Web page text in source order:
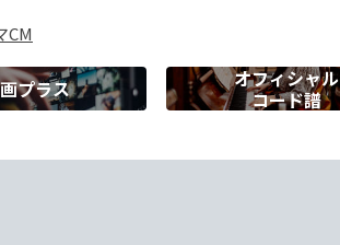
CM
プラス
オフィシャル
コード譜